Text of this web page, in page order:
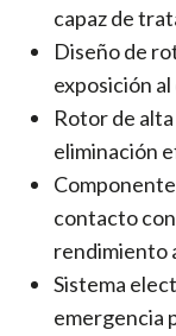
capaz de
Diseño de
exposición
Rotor de
eliminación
contacto
rendimiento
Sistema
emergencia